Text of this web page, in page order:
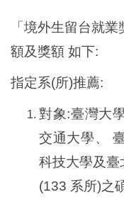
在校須知
國際鏈結
「境外生留台就
額及獎額 如下:
指定系(所)推薦:
對象:臺灣大
交通大學、
科技大學及
(133 系所)之